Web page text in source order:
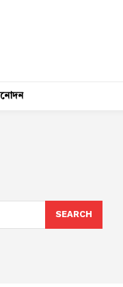
SEARCH